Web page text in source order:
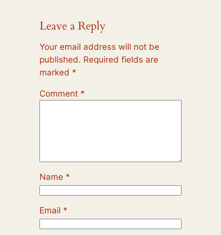
Leave a Reply
Your email address will not be
published. Required fields are
marked *
Comment *
Name *
Email *